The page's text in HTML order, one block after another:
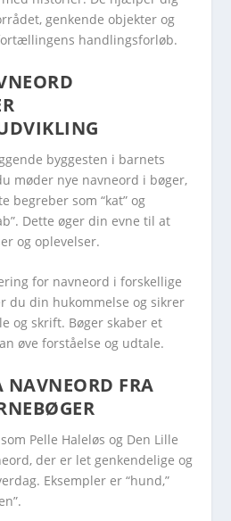
genkende objekter og
handlingsforløb.
byggesten i barnets
møder nye navneord i bøger,
begreber som “kat” og
Dette øger din evne til at
og oplevelser.
for navneord i forskellige
du din hukommelse og sikrer
og skrift. Bøger skaber et
øve forståelse og udtale.
NAVNEORD FRA
Pelle Haleløs og Den Lille
der er let genkendelige og
Eksempler er “hund,”